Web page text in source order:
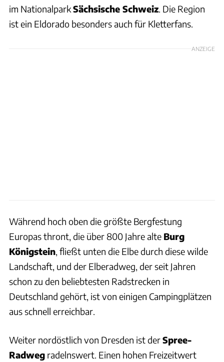
im NationalparkSächsische Schweiz . Die Region
ist ein Eldorado besonders auch für Kletterfans.
ANZEIGE
Während hoch oben die größte Bergfestung
Europas thront, die über 800 Jahre alte Burg
Königstein , fließt unten die Elbe durch diese wilde
Landschaft, und der Elberadweg, der seit Jahren
schon zu den beliebtesten Radstrecken in
Deutschland gehört, ist von einigen Campingplätzen
aus schnell erreichbar.
Weiter nordöstlich von Dresden ist derSpree-
Radweg radelnswert. Einen hohen Freizeitwert